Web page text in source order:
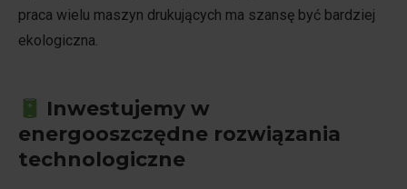
praca wielu maszyn drukujących ma szansę być bardziej
ekologiczna.
Inwestujemy w
energooszczędne rozwiązania
technologiczne